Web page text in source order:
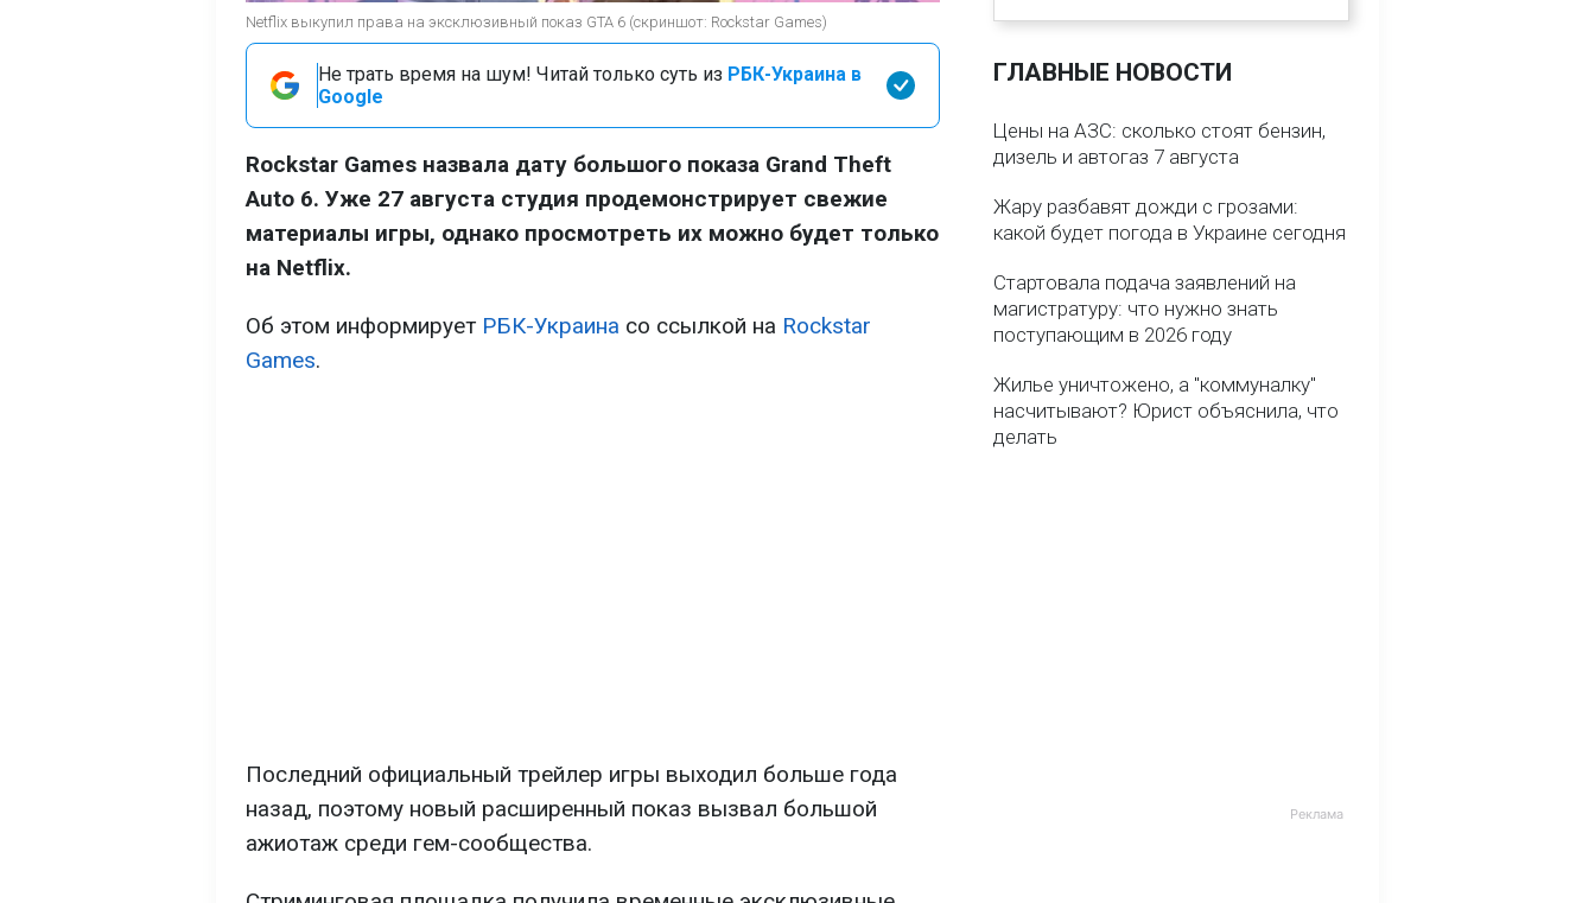
Netflix выкупил права на эксклюзивный показ GTA 6 (скриншот: Rockstar Games)
Не трать время на шум! Читай только суть из РБК-Украина в
Google
Rockstar Games назвала дату большого показа Grand Theft
Auto 6. Уже 27 августа студия продемонстрирует свежие
материалы игры, однако просмотреть их можно будет только
на Netflix.
Об этом информирует РБК-Украина со ссылкой на Rockstar
Games.
Последний официальный трейлер игры выходил больше года
назад, поэтому новый расширенный показ вызвал большой
ажиотаж среди гем-сообщества.
ГЛАВНЫЕ НОВОСТИ
Цены на АЗС: сколько стоят бензин,
дизель и автогаз 7 августа
Жару разбавят дожди с грозами:
какой будет погода в Украине сегодня
Стартовала подача заявлений на
магистратуру: что нужно знать
поступающим в 2026 году
Жилье уничтожено, а "коммуналку"
насчитывают? Юрист объяснила, что
делать